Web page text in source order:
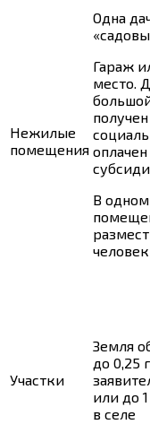
Нежилые
помещения
Одна
Гараж
место.
В
человек
Участки
Земля
до 0,25
или до
в селе